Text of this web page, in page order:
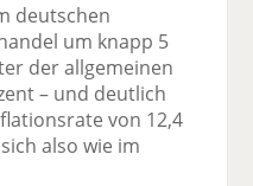
deutschen
um knapp 5
der allgemeinen
– und deutlich
von 12,4
also wie im